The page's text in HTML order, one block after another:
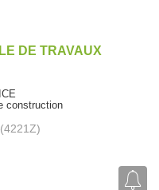
DE TRAVAUX
construction